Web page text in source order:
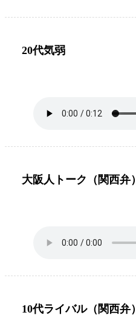
20代気弱
大阪人トーク（関西弁）
10代ライバル（関西弁）